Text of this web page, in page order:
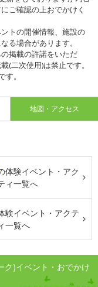
ご確認の上おでかけく
トの開催情報、施設の
る場合があります。
掲載の許諾をいただ
(二次使用)は禁止です。
。
地図・アクセス
体験イベント・アク
ィ一覧へ
験イベント・アクテ
一覧へ
ク)イベント・おでかけ